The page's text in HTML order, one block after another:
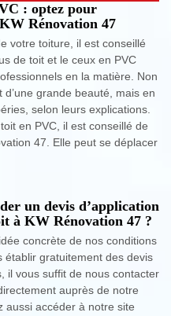
: optez pour
Rénovation 47
votre toiture, il est conseillé
de toit et le ceux en PVC
en la matière. Non
grande beauté, mais en
selon leurs explications.
en PVC, il est conseillé de
47. Elle peut se déplacer
un devis d’application
à KW Rénovation 47 ?
concrète de nos conditions
établir gratuitement des devis
il vous suffit de nous contacter
auprès de notre
aussi accéder à notre site